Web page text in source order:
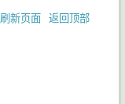
刷新页面 返回顶部